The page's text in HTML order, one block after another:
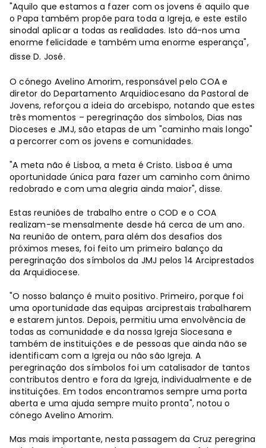
"Aquilo que estamos a fazer com os jovens é aquilo que
o Papa também propõe para toda a Igreja, e este estilo
sinodal aplicar a todas as realidades. Isto dá-nos uma
enorme felicidade e também uma enorme esperança",
disse D. José.
O cónego Avelino Amorim, responsável pelo COA e
diretor do Departamento Arquidiocesano da Pastoral de
Jovens, reforçou a ideia do arcebispo, notando que estes
três momentos – peregrinação dos símbolos, Dias nas
Dioceses e JMJ, são etapas de um "caminho mais longo"
a percorrer com os jovens e comunidades.
"A meta não é Lisboa, a meta é Cristo. Lisboa é uma
oportunidade única para fazer um caminho com ânimo
redobrado e com uma alegria ainda maior", disse.
Estas reuniões de trabalho entre o COD e o COA
realizam-se mensalmente desde há cerca de um ano.
Na reunião de ontem, para além dos desafios dos
próximos meses, foi feito um primeiro balanço da
peregrinação dos símbolos da JMJ pelos 14 Arciprestados
da Arquidiocese.
"O nosso balanço é muito positivo. Primeiro, porque foi
uma oportunidade das equipas arciprestais trabalharem
e estarem juntos. Depois, permitiu uma envolvência de
todas as comunidade e da nossa Igreja Siocesana e
também de instituições e de pessoas que ainda não se
identificam com a Igreja ou não são Igreja. A
peregrinação dos símbolos foi um catalisador de tantos
contributos dentro e fora da Igreja, individualmente e de
instituições. Em todos encontramos sempre uma porta
aberta e uma ajuda sempre muito pronta", notou o
cónego Avelino Amorim.
Mas mais importante, nesta passagem da Cruz peregrina